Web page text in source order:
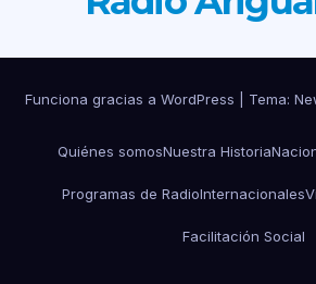
Funciona gracias a WordPress Tema:
Quiénes somosNuestra Historia
Programas de RadioInternacionales
Facilitación Social